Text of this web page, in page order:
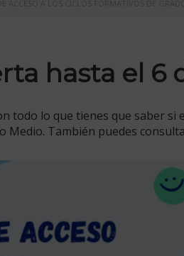
hasta el 6
todo lo que tienes que saber si
Medio. También puedes